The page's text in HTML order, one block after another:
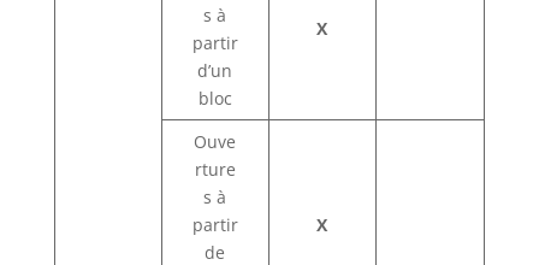
s à
partir
d’un
bloc
X
Ouve
rture
s à
partir
de
X